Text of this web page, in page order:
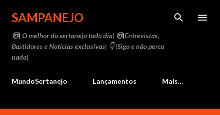
Pular para o conteúdo principal
SAMPANEJO
🤠| O melhor do sertanejo todo dia| 🤠|Entrevistas,
Bastidores e Notícias exclusivas| 👇 |Siga e não perca
nada|
MundoSertanejo Lançamentos Mais…